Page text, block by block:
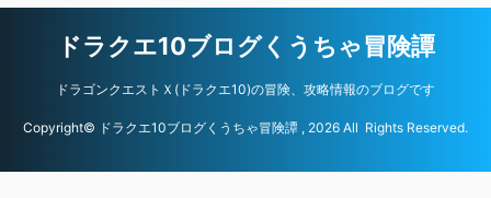
ドラクエ10ブログくうちゃ冒険譚
ドラゴンクエストＸ(ドラクエ10)の冒険、攻略情報のブログです
Copyright© ドラクエ10ブログくうちゃ冒険譚 , 2026 All Rights Reserved.